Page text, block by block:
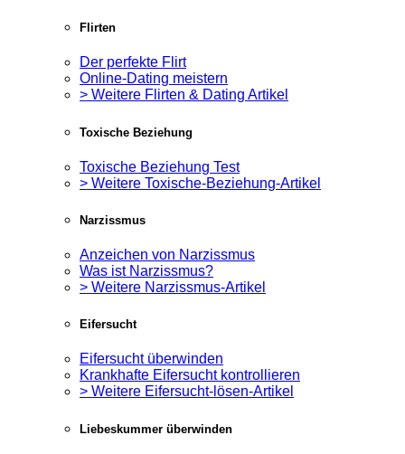
Flirten
Der perfekte Flirt
Online-Dating meistern
> Weitere Flirten & Dating Artikel
Toxische Beziehung
Toxische Beziehung Test
> Weitere Toxische-Beziehung-Artikel
Narzissmus
Anzeichen von Narzissmus
Was ist Narzissmus?
> Weitere Narzissmus-Artikel
Eifersucht
Eifersucht überwinden
Krankhafte Eifersucht kontrollieren
> Weitere Eifersucht-lösen-Artikel
Liebeskummer überwinden